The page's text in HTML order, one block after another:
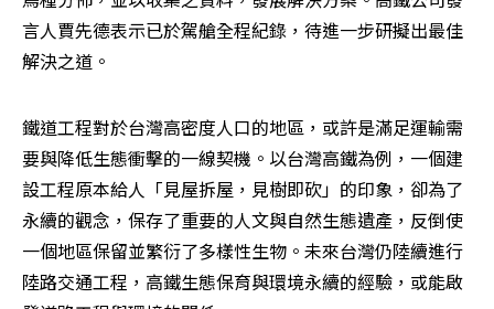
言人賈先德表示已於駕艙全程紀錄，待進一步研擬出最佳
解決之道。
鐵道工程對於台灣高密度人口的地區，或許是滿足運輸需
要與降低生態衝擊的一線契機。以台灣高鐵為例，一個建
設工程原本給人「見屋拆屋，見樹即砍」的印象，卻為了
永續的觀念，保存了重要的人文與自然生態遺產，反倒使
一個地區保留並繁衍了多樣性生物。未來台灣仍陸續進行
陸路交通工程，高鐵生態保育與環境永續的經驗，或能啟